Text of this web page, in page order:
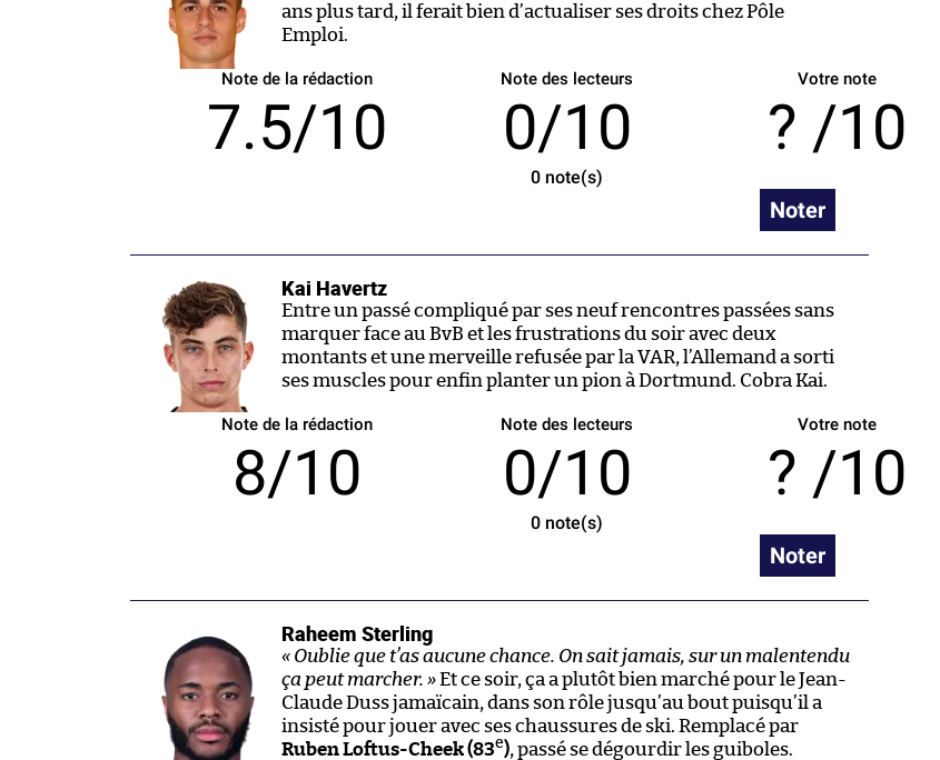
ans plus tard, il ferait bien d’actualiser ses droits chez Pôle
Emploi.
Note de la rédaction
7.5/10
Note des lecteurs
0/10
0 note(s)
Votre note
/10
Noter
Kai Havertz
Entre un passé compliqué par ses neuf rencontres passées sans
marquer face au BvB et les frustrations du soir avec deux
montants et une merveille refusée par la VAR, l’Allemand a sorti
ses muscles pour enfin planter un pion à Dortmund. Cobra Kai.
Note de la rédaction
8/10
Note des lecteurs
0/10
0 note(s)
Votre note
/10
Noter
Raheem Sterling
« Oublie que t’as aucune chance. On sait jamais, sur un malentendu
ça peut marcher. »Et ce soir, ça a plutôt bien marché pour le Jean-
Claude Duss jamaïcain, dans son rôle jusqu’au bout puisqu’il a
insisté pour jouer avec ses chaussures de ski. Remplacé par
Ruben Loftus-Cheek (83e), passé se dégourdir les guiboles.